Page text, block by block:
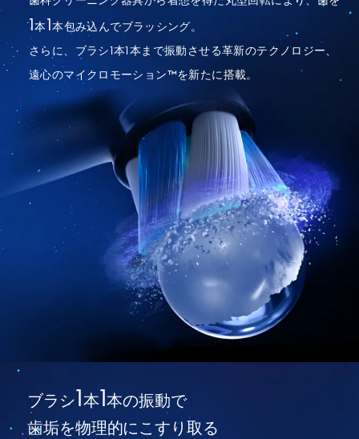
1本1本包み込んでブラッシング。
さらに、ブラシ1本1本まで振動させる革新のテクノロジー、
遠心のマイクロモーション™を新たに搭載。
ブラシ1本1本の振動で
歯垢を物理的にこすり取る